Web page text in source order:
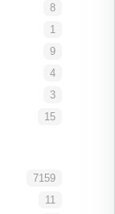
8
1
9
4
3
15
7159
11